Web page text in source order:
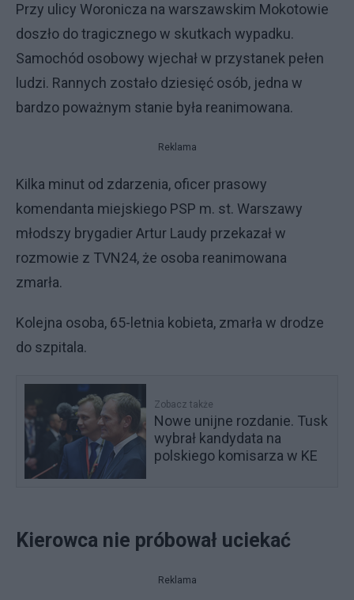
Przy ulicy Woronicza na warszawskim Mokotowie
doszło do tragicznego w skutkach wypadku.
Samochód osobowy wjechał w przystanek pełen
ludzi. Rannych zostało dziesięć osób, jedna w
bardzo poważnym stanie była reanimowana.
Reklama
Kilka minut od zdarzenia, oficer prasowy
komendanta miejskiego PSP m. st. Warszawy
młodszy brygadier Artur Laudy przekazał w
rozmowie z TVN24, że osoba reanimowana
zmarła.
Kolejna osoba, 65-letnia kobieta, zmarła w drodze
do szpitala.
Zobacz także
Nowe unijne rozdanie. Tusk
wybrał kandydata na
polskiego komisarza w KE
Kierowca nie próbował uciekać
Reklama